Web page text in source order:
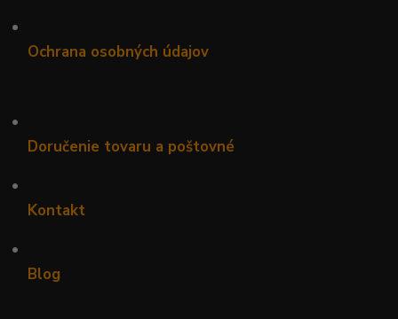
•
Ochrana osobných údajov
•
Doručenie tovaru a poštovné
•
Kontakt
•
Blog